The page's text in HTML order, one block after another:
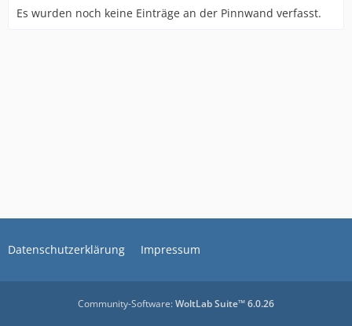
Es wurden noch keine Einträge an der Pinnwand verfasst.
Datenschutzerklärung Impressum
Community-Software:WoltLab Suite™ 6.0.26